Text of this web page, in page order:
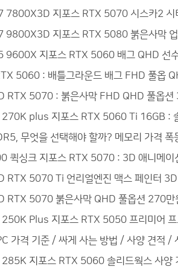
7800X3D 지포스 RTX 5070 시스카2 시
9800X3D 지포스 RTX 5080 붉은사막
9600X 지포스 RTX 5060 배그 QHD 선
5060 : 배틀그라운드 배그 FHD 풀옵
RTX 5070 : 붉은사막 FHD QHD 풀옵션
270K plus 지포스 RTX 5060 Ti 16GB :
무엇을 선택해야 할까? 메모리 가격
퀵싱크 지포스 RTX 5070 : 3D 애니메이
5070 Ti 언리얼엔진 맥스 페인터 3D
5070 붉은사막 QHD 풀옵션 270만
Plus 지포스 RTX 5050 프리미어
가격 기준 / 싸게 사는 방법 / 사양 견적 /
지포스 RTX 5060 솔리드웍스 사양